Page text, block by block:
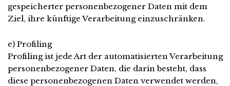
gespeicherter personenbezogener Daten mit dem
Ziel, ihre künftige Verarbeitung einzuschränken.
e) Profiling
Profiling ist jede Art der automatisierten Verarbeitung
personenbezogener Daten, die darin besteht, dass
diese personenbezogenen Daten verwendet werden,